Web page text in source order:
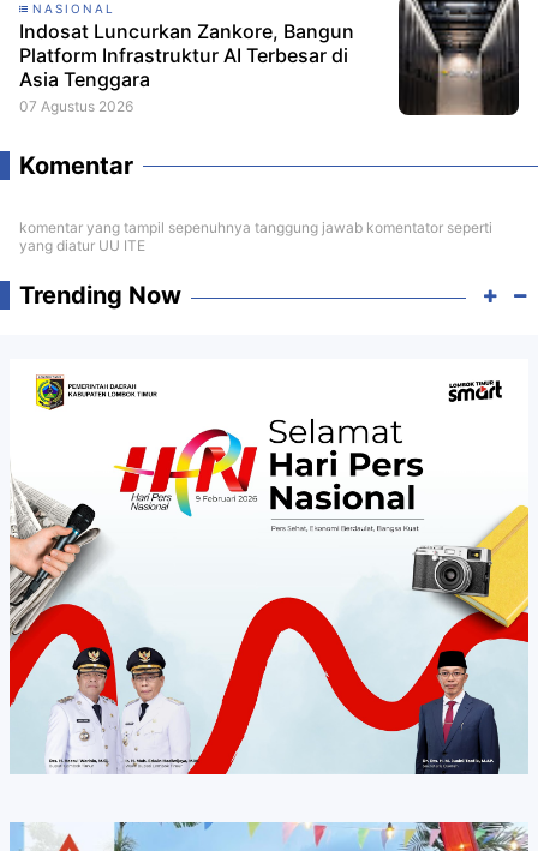
NASIONAL
Indosat Luncurkan Zankore, Bangun
Platform Infrastruktur AI Terbesar di
Asia Tenggara
07 Agustus 2026
Komentar
komentar yang tampil sepenuhnya tanggung jawab komentator seperti
yang diatur UU ITE
Trending Now